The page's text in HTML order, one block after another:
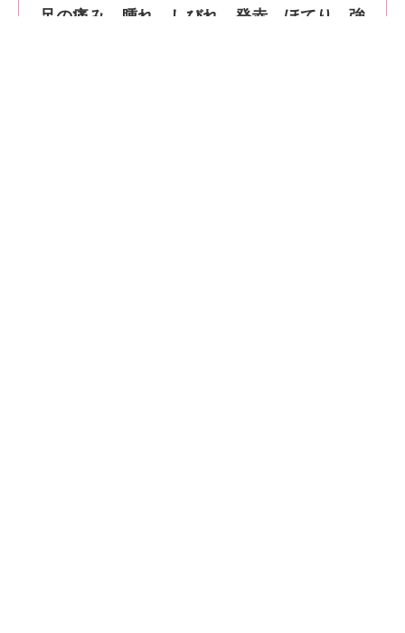
足の痛み 腫れ しびれ 発赤 ほてり 強